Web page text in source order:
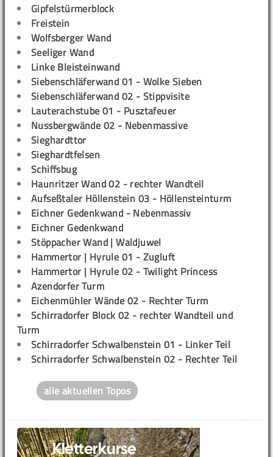
Gipfelstürmerblock
Freistein
Wolfsberger Wand
Seeliger Wand
Linke Bleisteinwand
Siebenschläferwand 01 - Wolke Sieben
Siebenschläferwand 02 - Stippvisite
Lauterachstube 01 - Pusztafeuer
Nussbergwände 02 - Nebenmassive
Sieghardttor
Sieghardtfelsen
Schiffsbug
Haunritzer Wand 02 - rechter Wandteil
Aufseßtaler Höllenstein 03 - Höllensteinturm
Eichner Gedenkwand - Nebenmassiv
Eichner Gedenkwand
Stöppacher Wand | Waldjuwel
Hammertor | Hyrule 01 - Zugluft
Hammertor | Hyrule 02 - Twilight Princess
Azendorfer Turm
Eichenmühler Wände 02 - Rechter Turm
Schirradorfer Block 02 - rechter Wandteil und
Turm
Schirradorfer Schwalbenstein 01 - Linker Teil
Schirradorfer Schwalbenstein 02 - Rechter Teil
alle aktuellen Topos